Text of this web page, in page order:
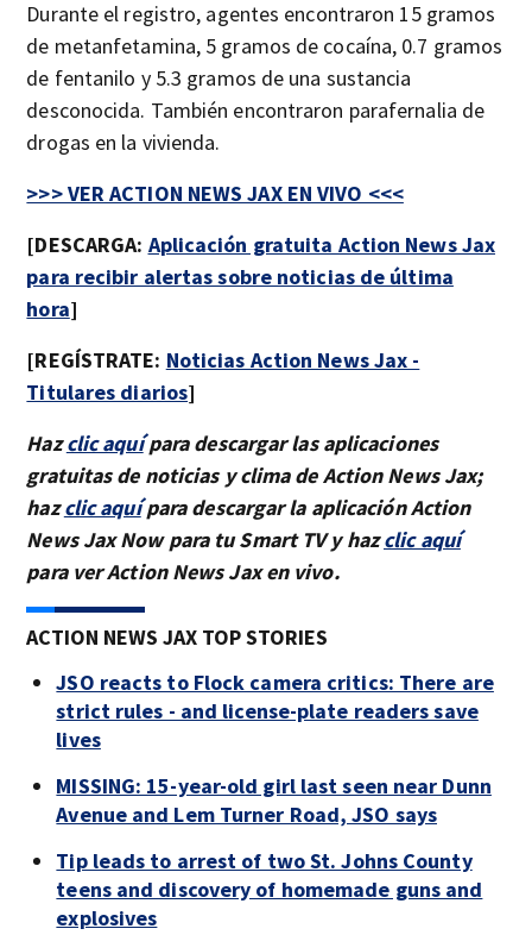
Durante el registro, agentes encontraron 15 gramos
de metanfetamina, 5 gramos de cocaína, 0.7 gramos
de fentanilo y 5.3 gramos de una sustancia
desconocida. También encontraron parafernalia de
drogas en la vivienda.
>>> VER ACTION NEWS JAX EN VIVO <<<
[DESCARGA: Aplicación gratuita Action News Jax
para recibir alertas sobre noticias de última
hora]
[REGÍSTRATE: Noticias Action News Jax -
Titulares diarios]
Hazclic aquípara descargar las aplicaciones
gratuitas de noticias y clima de Action News Jax;
hazclic aquípara descargar la aplicación Action
News Jax Now para tu Smart TV y hazclic aquí
para ver Action News Jax en vivo.
ACTION NEWS JAX TOP STORIES
JSO reacts to Flock camera critics: There are
strict rules - and license-plate readers save
lives
MISSING: 15-year-old girl last seen near Dunn
Avenue and Lem Turner Road, JSO says
Tip leads to arrest of two St. Johns County
teens and discovery of homemade guns and
explosives